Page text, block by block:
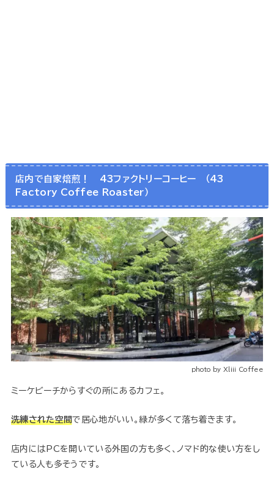
店内で自家焙煎！ 43ファクトリーコーヒー （43
Factory Coffee Roaster）
photo by Xliii Coffee
ミーケビーチからすぐの所にあるカフェ。
洗練された空間で居心地がいい。緑が多くて落ち着きます。
店内にはPCを開いている外国の方も多く、ノマド的な使い方をし
ている人も多そうです。